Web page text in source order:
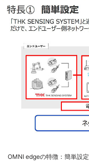
OMNI edgeの特徴：簡単設定